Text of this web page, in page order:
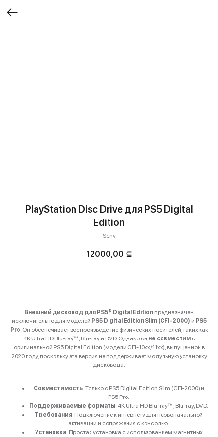
PlayStation Disc Drive для PS5 Digital
Edition
Sony
12000,00 ⊆
Внешний дисковод для PS5® Digital Edition предназначен
исключительно для моделей PS5 Digital Edition Slim (CFI-2000) и PS5
Pro. Он обеспечивает воспроизведение физических носителей, таких как
4K Ultra HD Blu-ray™, Blu-ray и DVD. Однако он не совместимс
оригинальной PS5 Digital Edition (модели CFI-10xx/11xx), выпущенной в
2020 году, поскольку эта версия не поддерживает модульную установку
дисковода.
Совместимость: Только с PS5 Digital Edition Slim (CFI-2000) и
PS5 Pro.
Поддерживаемые форматы: 4K Ultra HD Blu-ray™, Blu-ray, DVD.
Требования: Подключение к интернету для первоначальной
активации и сопряжения с консолью.
Установка: Простая установка с использованием магнитных